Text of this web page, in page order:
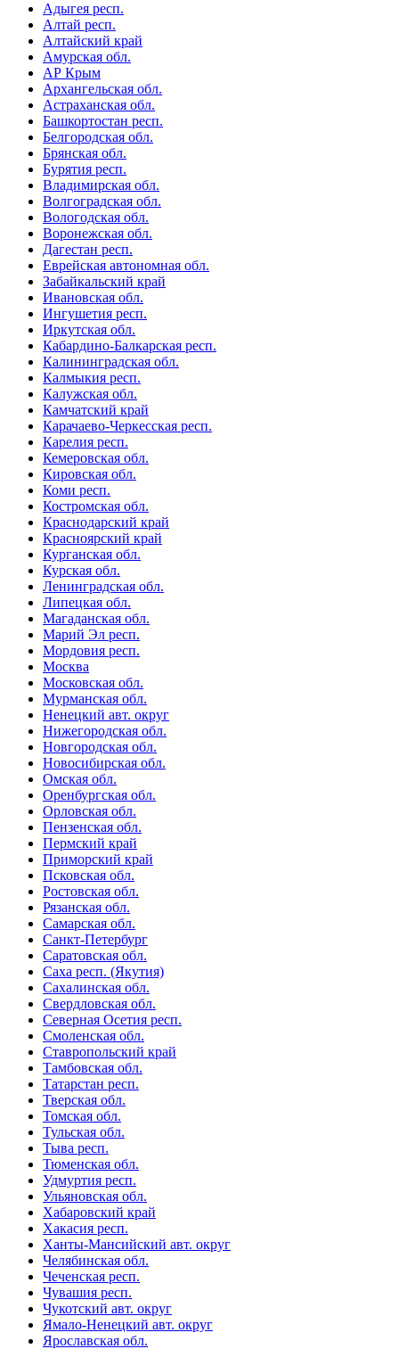
Адыгея респ.
Алтай респ.
Алтайский край
Амурская обл.
АР Крым
Архангельская обл.
Астраханская обл.
Башкортостан респ.
Белгородская обл.
Брянская обл.
Бурятия респ.
Владимирская обл.
Волгоградская обл.
Вологодская обл.
Воронежская обл.
Дагестан респ.
Еврейская автономная обл.
Забайкальский край
Ивановская обл.
Ингушетия респ.
Иркутская обл.
Кабардино-Балкарская респ.
Калининградская обл.
Калмыкия респ.
Калужская обл.
Камчатский край
Карачаево-Черкесская респ.
Карелия респ.
Кемеровская обл.
Кировская обл.
Коми респ.
Костромская обл.
Краснодарский край
Красноярский край
Курганская обл.
Курская обл.
Ленинградская обл.
Липецкая обл.
Магаданская обл.
Марий Эл респ.
Мордовия респ.
Москва
Московская обл.
Мурманская обл.
Ненецкий авт. округ
Нижегородская обл.
Новгородская обл.
Новосибирская обл.
Омская обл.
Оренбургская обл.
Орловская обл.
Пензенская обл.
Пермский край
Приморский край
Псковская обл.
Ростовская обл.
Рязанская обл.
Самарская обл.
Санкт-Петербург
Саратовская обл.
Саха респ. (Якутия)
Сахалинская обл.
Свердловская обл.
Северная Осетия респ.
Смоленская обл.
Ставропольский край
Тамбовская обл.
Татарстан респ.
Тверская обл.
Томская обл.
Тульская обл.
Тыва респ.
Тюменская обл.
Удмуртия респ.
Ульяновская обл.
Хабаровский край
Хакасия респ.
Ханты-Мансийский авт. округ
Челябинская обл.
Чеченская респ.
Чувашия респ.
Чукотский авт. округ
Ямало-Ненецкий авт. округ
Ярославская обл.